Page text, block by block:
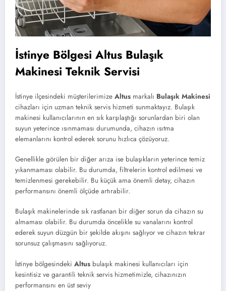
İstinye Bölgesi Altus Bulaşık
Makinesi Teknik Servisi
İstinye ilçesindeki müşterilerimize Altus markalı Bulaşık Makinesi
cihazları için uzman teknik servis hizmeti sunmaktayız. Bulaşık
makinesi kullanıcılarının en sık karşılaştığı sorunlardan biri olan
suyun yeterince ısınmaması durumunda, cihazın ısıtma
elemanlarını kontrol ederek sorunu hızlıca çözüyoruz.
Genellikle görülen bir diğer arıza ise bulaşıkların yeterince temiz
yıkanmaması olabilir. Bu durumda, filtrelerin kontrol edilmesi ve
temizlenmesi gerekebilir. Bu küçük ama önemli detay, cihazın
performansını önemli ölçüde artırabilir.
Bulaşık makinelerinde sık rastlanan bir diğer sorun da cihazın su
almaması olabilir. Bu durumda öncelikle su vanalarını kontrol
ederek suyun düzgün bir şekilde akışını sağlıyor ve cihazın tekrar
sorunsuz çalışmasını sağlıyoruz.
İstinye bölgesindeki Altus bulaşık makinesi kullanıcıları için
kesintisiz ve garantili teknik servis hizmetimizle, cihazınızın
performansını en üst seviy